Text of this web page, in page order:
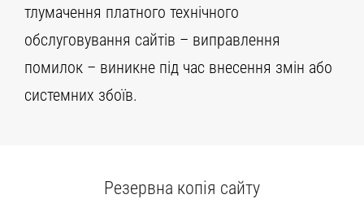
тлумачення платного технічного
обслуговування сайтів – виправлення
помилок – виникне під час внесення змін або
системних збоїв.
Резервна копія сайту